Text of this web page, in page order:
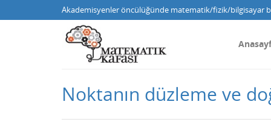
Akademisyenler öncülüğünde matematik/fizik/bilgisayar
Noktanın düzleme ve